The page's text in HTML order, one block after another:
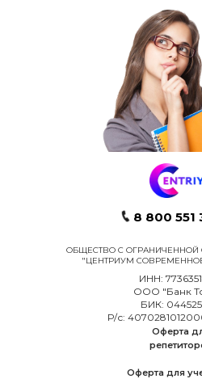
Оферта для
Оферта
ОБЩЕСТВО С ОГРАНИЧЕННОЙ
"ЦЕНТРИУМ
ИНН:
ООО "Банк
БИК:
Р/с:
8 800 551